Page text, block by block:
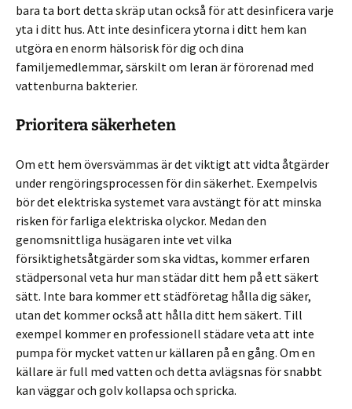
bara ta bort detta skräp utan också för att desinficera varje
yta i ditt hus. Att inte desinficera ytorna i ditt hem kan
utgöra en enorm hälsorisk för dig och dina
familjemedlemmar, särskilt om leran är förorenad med
vattenburna bakterier.
Prioritera säkerheten
Om ett hem översvämmas är det viktigt att vidta åtgärder
under rengöringsprocessen för din säkerhet. Exempelvis
bör det elektriska systemet vara avstängt för att minska
risken för farliga elektriska olyckor. Medan den
genomsnittliga husägaren inte vet vilka
försiktighetsåtgärder som ska vidtas, kommer erfaren
städpersonal veta hur man städar ditt hem på ett säkert
sätt. Inte bara kommer ett städföretag hålla dig säker,
utan det kommer också att hålla ditt hem säkert. Till
exempel kommer en professionell städare veta att inte
pumpa för mycket vatten ur källaren på en gång. Om en
källare är full med vatten och detta avlägsnas för snabbt
kan väggar och golv kollapsa och spricka.